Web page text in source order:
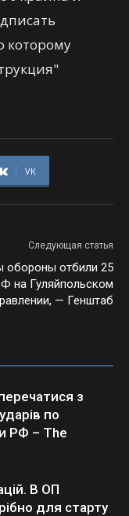
которому
VK
Следующая статья
обороны отбили 25
на Гуляйпольском
— Генштаб
з
по
РФ – The
В ОП
для старту